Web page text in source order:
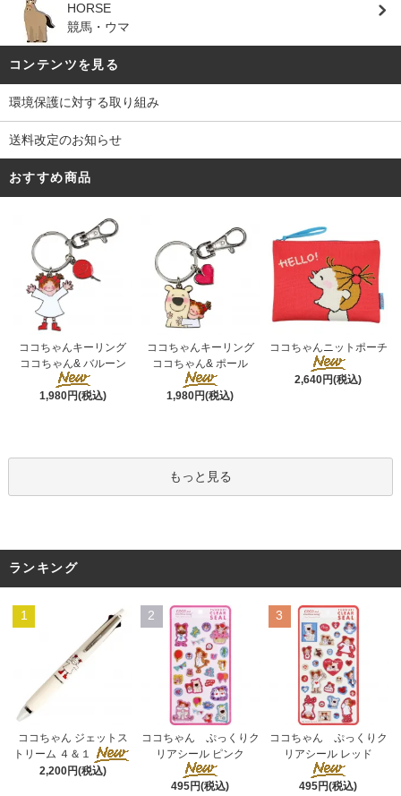
HORSE
競馬・ウマ
コンテンツを見る
環境保護に対する取り組み
送料改定のお知らせ
おすすめ商品
ココちゃんキーリング
ココちゃん& バルーン
1,980円(税込)
ココちゃんキーリング
ココちゃん& ポール
1,980円(税込)
ココちゃんニットポーチ
2,640円(税込)
もっと見る
ランキング
1
ココちゃん ジェットス
トリーム ４＆１
2,200円(税込)
2
ココちゃん ぷっくりク
リアシール ピンク
495円(税込)
3
ココちゃん ぷっくりク
リアシール レッド
495円(税込)